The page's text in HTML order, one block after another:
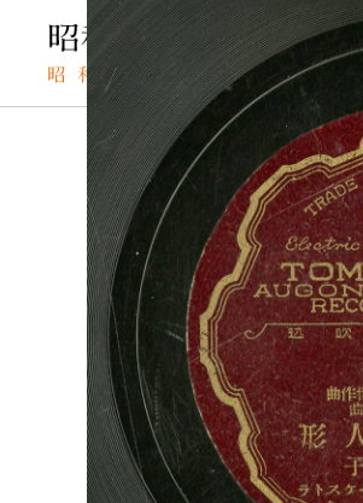
TOP SPレコードの検索結果
SPレコード
資料番号：
SPH2991301500A